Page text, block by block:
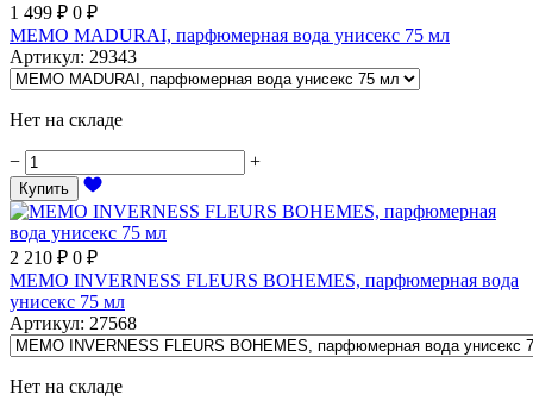
1 499 ₽ 0 ₽
MEMO MADURAI, парфюмерная вода унисекс 75 мл
Артикул: 29343
Нет на складе
− +
Купить
2 210 ₽ 0 ₽
MEMO INVERNESS FLEURS BOHEMES, парфюмерная вода
унисекс 75 мл
Артикул: 27568
Нет на складе